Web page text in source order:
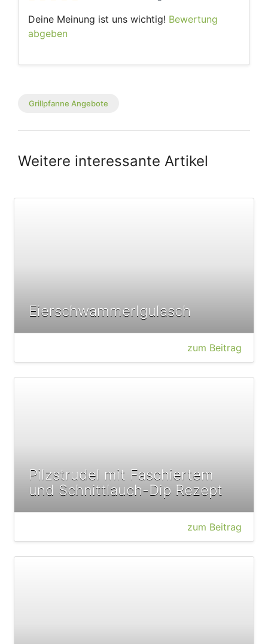
Deine Meinung ist uns wichtig! Bewertung
abgeben
Grillpfanne Angebote
Weitere interessante Artikel
Eierschwammerlgulasch
zum Beitrag
Pilzstrudel mit Faschiertem
und Schnittlauch-Dip Rezept
zum Beitrag